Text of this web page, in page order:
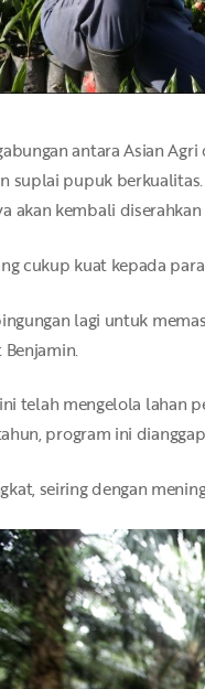
antara Asian
suplai pupuk
akan kembali
cukup kuat kepada
lagi untuk
Benjamin.
telah mengelola lahan
program ini
seiring dengan